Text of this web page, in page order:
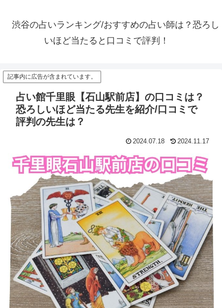
渋谷の占いランキング/おすすめの占い師は？恐ろし
いほど当たると口コミで評判！
記事内に広告が含まれています。
占い館千里眼【石山駅前店】の口コミは？
恐ろしいほど当たる先生を紹介/口コミで
評判の先生は？
2024.07.18 2024.11.17